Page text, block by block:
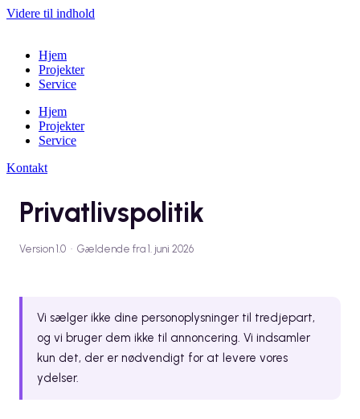
Videre til indhold
Hjem
Projekter
Service
Hjem
Projekter
Service
Kontakt
Privatlivspolitik
Version 1.0 · Gældende fra 1. juni 2026
Vi sælger ikke dine personoplysninger til tredjepart,
og vi bruger dem ikke til annoncering. Vi indsamler
kun det, der er nødvendigt for at levere vores
ydelser.